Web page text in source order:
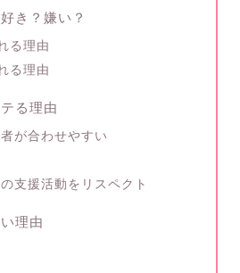
き？嫌い？
る理由
る理由
る理由
が合わせやすい
支援活動をリスペクト
理由